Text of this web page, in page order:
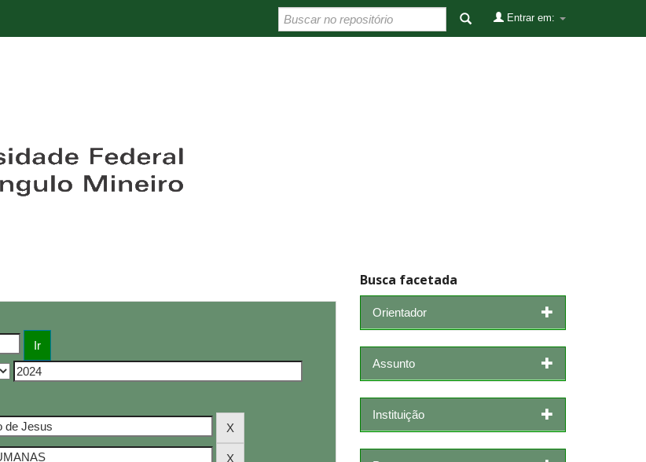
Entrar em:
Busca facetada
Orientador
Assunto
Instituição